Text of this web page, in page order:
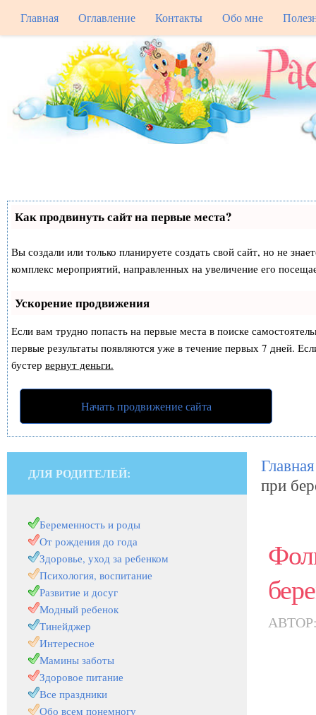
Главная Оглавление Контакты Обо мне
Как продвинуть сайт на первые места?
Вы создали или только планируете создать свой сайт, но не
комплекс мероприятий, направленных на увеличение его
Ускорение продвижения
Если вам трудно попасть на первые места в поиске
первые результаты появляются уже в течение первых 7 дней.
бустер вернут деньги.
Начать продвижение сайта
Главная
при
ДЛЯ РОДИТЕЛЕЙ:
Беременность и роды
От рождения до года
Здоровье, уход за ребенком
Психология, воспитание
Развитие и досуг
Модный ребенок
Тинейджер
Интересное
Мамины заботы
Здоровое питание
Все праздники
Обо всем понемногу